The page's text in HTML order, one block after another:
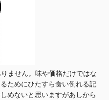
ません。味や価格だけではな
ためにひたすら食い倒れる記
めないと思いますがあしから